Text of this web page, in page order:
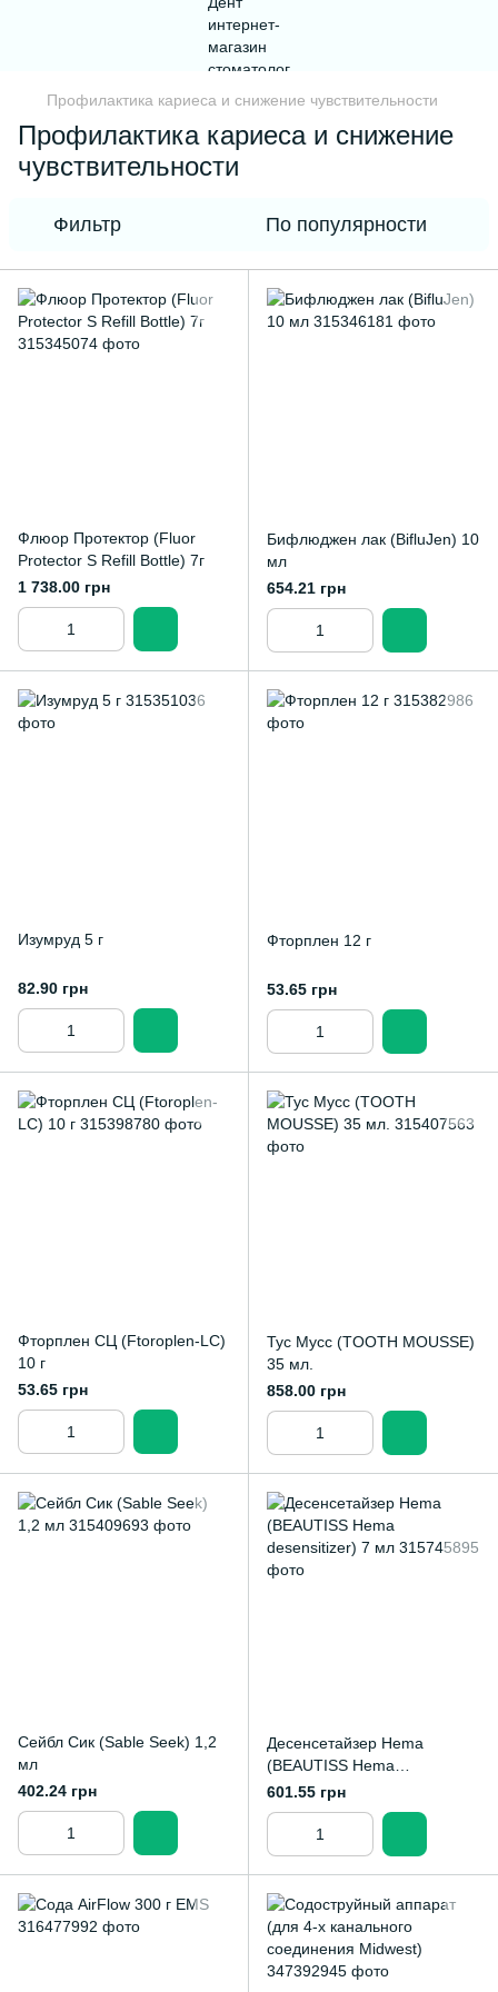
Профилактика кариеса и снижение чувствительности
Профилактика кариеса и снижение
чувствительности
Фильтр По популярности
Флюор Протектор (Fluor
Protector S Refill Bottle) 7г
1 738.00 грн
Бифлюджен лак (BifluJen) 10
мл
654.21 грн
Изумруд 5 г
82.90 грн
Фторплен 12 г
53.65 грн
Фторплен СЦ (Ftoroplen-LC)
10 г
53.65 грн
Тус Мусс (TOOTH MOUSSE)
35 мл.
858.00 грн
Сейбл Сик (Sable Seek) 1,2
мл
402.24 грн
Десенсетайзер Hema
(BEAUTISS Hema
desensitizer) 7 мл
601.55 грн